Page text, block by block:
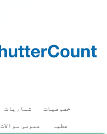
شماریات خصوصیات
عمومی سوالات عطیہ